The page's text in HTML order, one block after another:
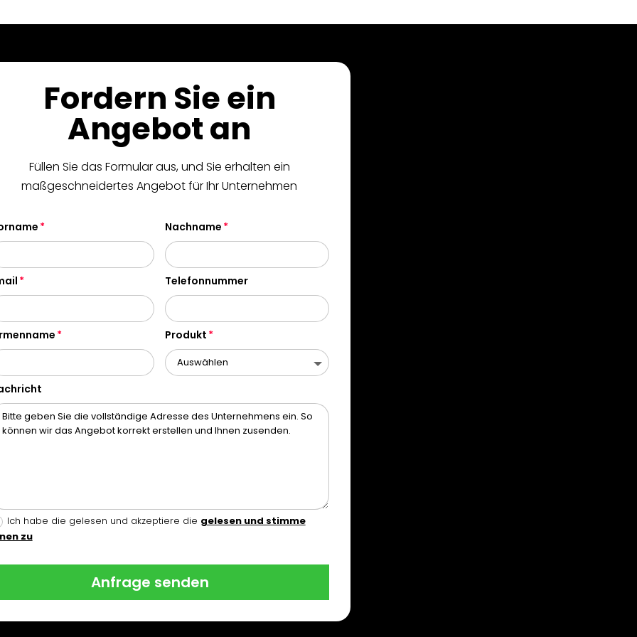
Fordern Sie ein
Angebot an
Füllen Sie das Formular aus, und Sie erhalten ein
maßgeschneidertes Angebot für Ihr Unternehmen
Nachname
Telefonnummer
Produkt
Ich habe die gelesen und akzeptiere die gelesen und stimme
zu
Anfrage senden